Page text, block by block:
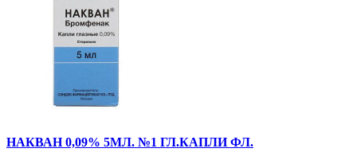
НАКВАН 0,09% 5МЛ. №1 ГЛ.КАПЛИ ФЛ.